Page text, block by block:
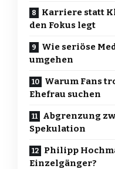
Karriere statt
den Fokus legt
Wie seriöse
umgehen
Warum Fans
Ehefrau suchen
Abgrenzung
Spekulation
Philipp
Einzelgänger?